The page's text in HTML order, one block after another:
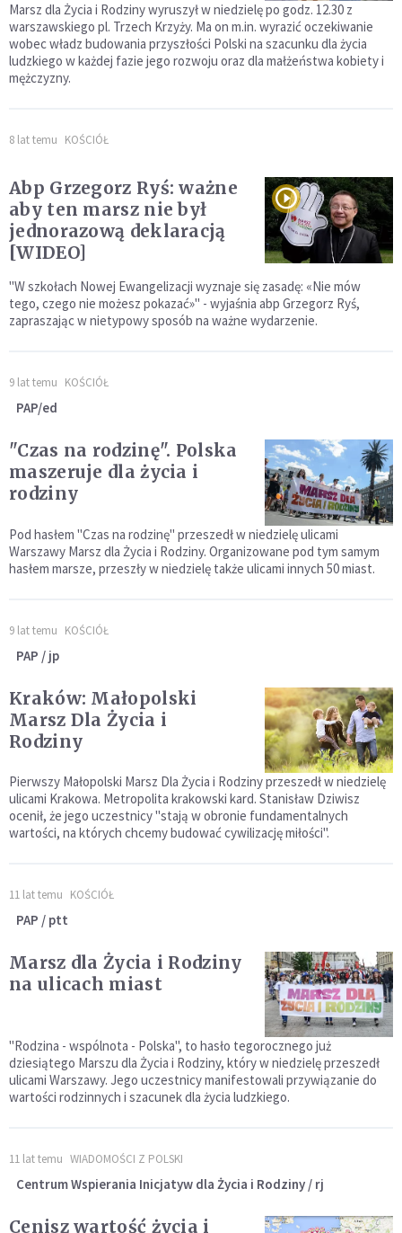
Marsz dla Życia i Rodziny wyruszył w niedzielę po godz. 12.30 z
warszawskiego pl. Trzech Krzyży. Ma on m.in. wyrazić oczekiwanie
wobec władz budowania przyszłości Polski na szacunku dla życia
ludzkiego w każdej fazie jego rozwoju oraz dla małżeństwa kobiety i
mężczyzny.
8 lat temu KOŚCIÓŁ
Abp Grzegorz Ryś: ważne
aby ten marsz nie był
jednorazową deklaracją
[WIDEO]
"W szkołach Nowej Ewangelizacji wyznaje się zasadę: «Nie mów
tego, czego nie możesz pokazać»" - wyjaśnia abp Grzegorz Ryś,
zapraszając w nietypowy sposób na ważne wydarzenie.
9 lat temu KOŚCIÓŁ
PAP/ed
"Czas na rodzinę". Polska
maszeruje dla życia i
rodziny
Pod hasłem "Czas na rodzinę" przeszedł w niedzielę ulicami
Warszawy Marsz dla Życia i Rodziny. Organizowane pod tym samym
hasłem marsze, przeszły w niedzielę także ulicami innych 50 miast.
9 lat temu KOŚCIÓŁ
PAP / jp
Kraków: Małopolski
Marsz Dla Życia i
Rodziny
Pierwszy Małopolski Marsz Dla Życia i Rodziny przeszedł w niedzielę
ulicami Krakowa. Metropolita krakowski kard. Stanisław Dziwisz
ocenił, że jego uczestnicy "stają w obronie fundamentalnych
wartości, na których chcemy budować cywilizację miłości".
11 lat temu KOŚCIÓŁ
PAP / ptt
Marsz dla Życia i Rodziny
na ulicach miast
"Rodzina - wspólnota - Polska", to hasło tegorocznego już
dziesiątego Marszu dla Życia i Rodziny, który w niedzielę przeszedł
ulicami Warszawy. Jego uczestnicy manifestowali przywiązanie do
wartości rodzinnych i szacunek dla życia ludzkiego.
11 lat temu WIADOMOŚCI Z POLSKI
Centrum Wspierania Inicjatyw dla Życia i Rodziny / rj
Cenisz wartość życia i